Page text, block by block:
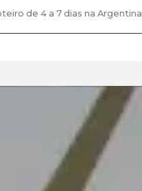
de 4 a 7 dias na Argentina